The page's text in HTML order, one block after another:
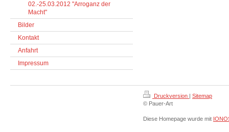
02.-25.03.2012 "Arroganz der
Macht"
Bilder
Kontakt
Anfahrt
Impressum
Druckversion | Sitemap
© Pauer-Art
Diese Homepage wurde mit